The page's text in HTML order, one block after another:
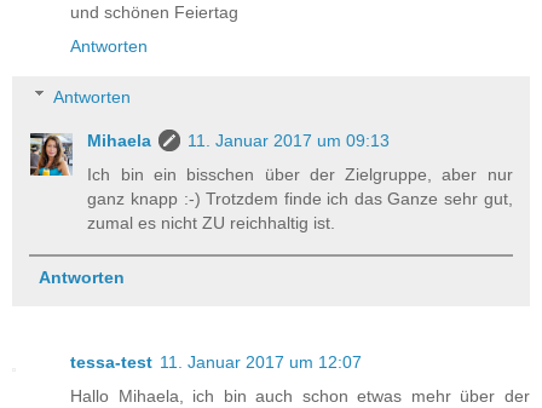
und schönen Feiertag
Antworten
Antworten
Mihaela
11. Januar 2017 um 09:13
Ich bin ein bisschen über der Zielgruppe, aber nur
ganz knapp :-) Trotzdem finde ich das Ganze sehr gut,
zumal es nicht ZU reichhaltig ist.
Antworten
tessa-test 11. Januar 2017 um 12:07
Hallo Mihaela, ich bin auch schon etwas mehr über der